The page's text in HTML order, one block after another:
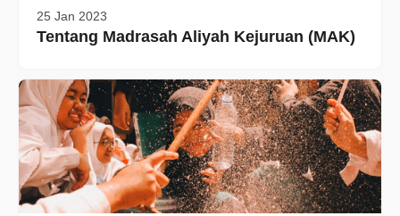
25 Jan 2023
Tentang Madrasah Aliyah Kejuruan (MAK)